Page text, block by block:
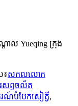
តាល Yueqing ក្រុង
៖សកលលោក
សព្ទ​ចល័ត
ណ៍​បំបែក​សៀគ្វី,